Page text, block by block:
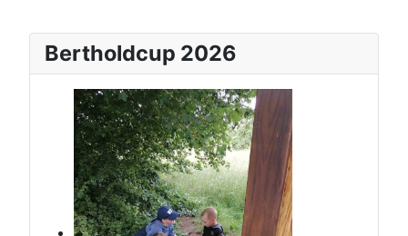
Bertholdcup 2026